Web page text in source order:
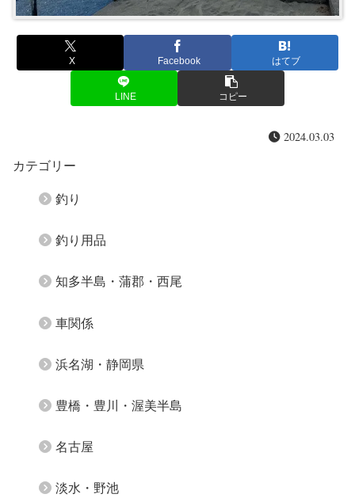
X Facebook はてブ
LINE コピー
2024.03.03
カテゴリー
釣り
釣り用品
知多半島・蒲郡・西尾
車関係
浜名湖・静岡県
豊橋・豊川・渥美半島
名古屋
淡水・野池